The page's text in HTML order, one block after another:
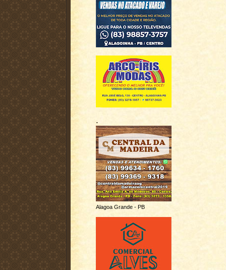
.
Alagoa Grande - PB